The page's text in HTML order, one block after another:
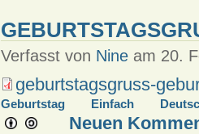
Verfasst von Nineam 20.
geburtstagsgruss-
Geburtstag Einfach
Neuen